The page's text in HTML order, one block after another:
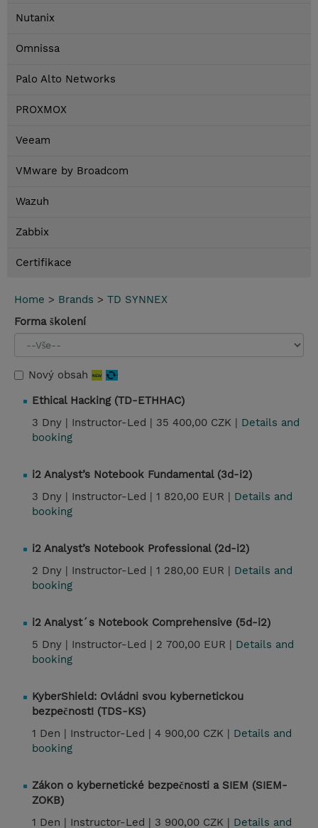
Nutanix
Omnissa
Palo Alto Networks
PROXMOX
Veeam
VMware by Broadcom
Wazuh
Zabbix
Certifikace
Home > Brands > TD SYNNEX
Forma školení
Nový obsah
Ethical Hacking (TD-ETHHAC)
3 Dny | Instructor-Led | 35 400,00 CZK | Details and
booking
i2 Analyst’s Notebook Fundamental (3d-i2)
3 Dny | Instructor-Led | 1 820,00 EUR | Details and
booking
i2 Analyst’s Notebook Professional (2d-i2)
2 Dny | Instructor-Led | 1 280,00 EUR | Details and
booking
i2 Analyst´s Notebook Comprehensive (5d-i2)
5 Dny | Instructor-Led | 2 700,00 EUR | Details and
booking
KyberShield: Ovládni svou kybernetickou
bezpečnost! (TDS-KS)
1 Den | Instructor-Led | 4 900,00 CZK | Details and
booking
Zákon o kybernetické bezpečnosti a SIEM (SIEM-
ZOKB)
1 Den | Instructor-Led | 3 900,00 CZK | Details and